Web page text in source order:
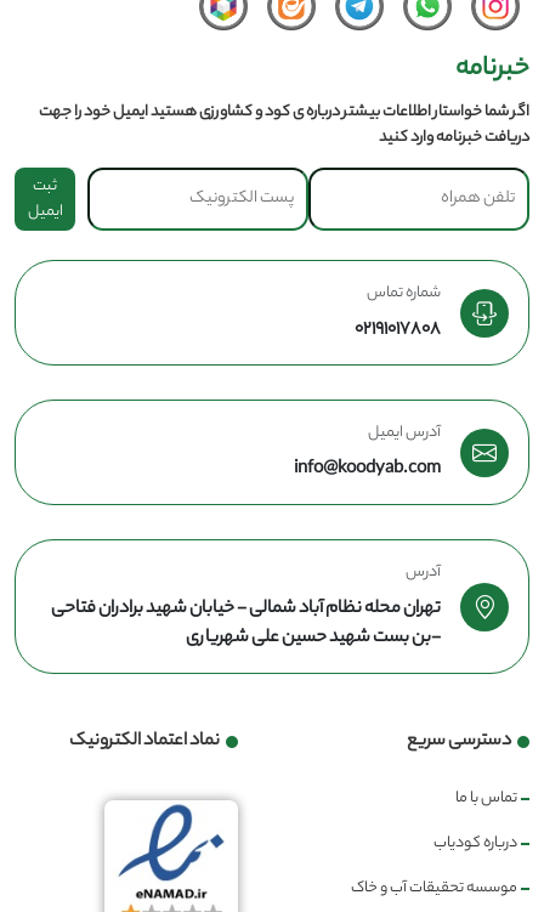
خبرنامه
اگر شما خواستار اطلاعات بیشتر درباره ی کود و کشاورزی هستید ایمیل خود را جهت
دریافت خبرنامه وارد کنید
ثبت
ایمیل
شماره تماس
02191017808
آدرس ایمیل
info@koodyab.com
آدرس
تهران محله نظام آباد شمالی - خیابان شهید برادران فتاحی
-بن بست شهید حسین علی شهریاری
دسترسی سریع
تماس با ما
درباره کودیاب
موسسه تحقیقات آب و خاک
نماد اعتماد الکترونیک